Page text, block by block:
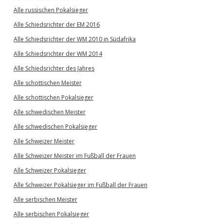
Alle russischen Pokalsieger
Alle Schiedsrichter der EM 2016
Alle Schiedsrichter der WM 2010 in Südafrika
Alle Schiedsrichter der WM 2014
Alle Schiedsrichter des Jahres
Alle schottischen Meister
Alle schottischen Pokalsieger
Alle schwedischen Meister
Alle schwedischen Pokalsieger
Alle Schweizer Meister
Alle Schweizer Meister im Fußball der Frauen
Alle Schweizer Pokalsieger
Alle Schweizer Pokalsieger im Fußball der Frauen
Alle serbischen Meister
Alle serbischen Pokalsieger